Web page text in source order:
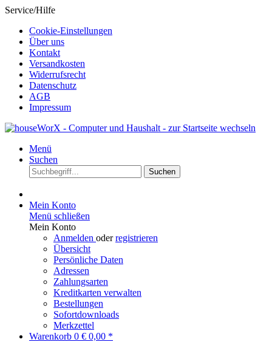
Service/Hilfe
Cookie-Einstellungen
Über uns
Kontakt
Versandkosten
Widerrufsrecht
Datenschutz
AGB
Impressum
Menü
Suchen
Suchen
Mein Konto
Menü schließen
Mein Konto
Anmelden oderregistrieren
Übersicht
Persönliche Daten
Adressen
Zahlungsarten
Kreditkarten verwalten
Bestellungen
Sofortdownloads
Merkzettel
Warenkorb 0 € 0,00 *